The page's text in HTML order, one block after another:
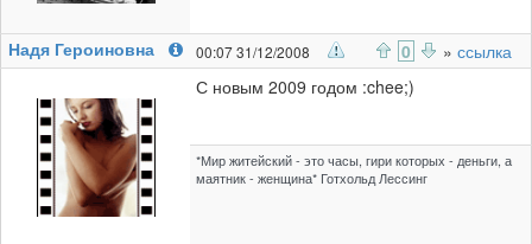
Надя Героиновна 00:07 31/12/2008 0 » ссылка
С новым 2009 годом :chee;)
*Мир житейский - это часы, гири которых - деньги, а
маятник - женщина* Готхольд Лессинг